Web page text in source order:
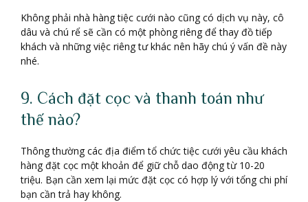
Không phải nhà hàng tiệc cưới nào cũng có dịch vụ này, cô
dâu và chú rể sẽ cần có một phòng riêng để thay đồ tiếp
khách và những việc riêng tư khác nên hãy chú ý vấn đề này
nhé.
9. Cách đặt cọc và thanh toán như
thế nào?
Thông thường các địa điểm tổ chức tiệc cưới yêu cầu khách
hàng đặt cọc một khoản để giữ chỗ dao động từ 10-20
triệu. Bạn cần xem lại mức đặt cọc có hợp lý với tổng chi phí
bạn cần trả hay không.